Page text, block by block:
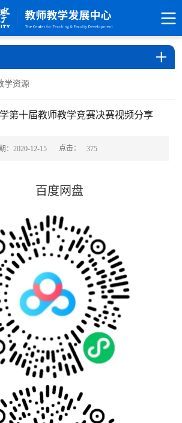
学资源
第十届教师教学竞赛决赛视频分享
：2020-12-15 点击： 375
百度网盘